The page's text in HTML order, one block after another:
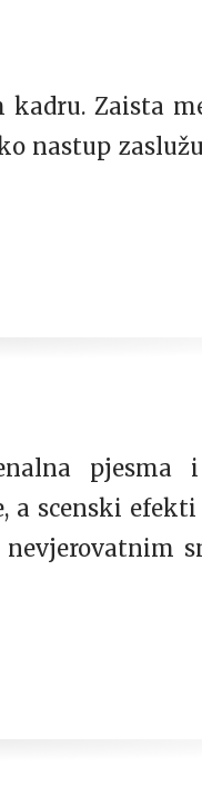
Zaista
nastup
pjesma
a scenski